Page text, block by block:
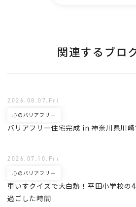
関連するブロ
バリアフリー住宅完成 in 神奈川県川崎
心のバリアフリー
2026.08.07.Fri
車いすクイズで大白熱！平田小学校の
過ごした時間
心のバリアフリー
2026.07.10.Fri